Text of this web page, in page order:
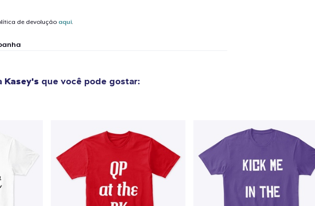
de devolução aqui.
Kasey's que você pode gostar:
Women's Classic Tee
US$ 23,69
Next Level 3600 | Premium Ring-Spun Cotton T-Shirt
US$ 23,69